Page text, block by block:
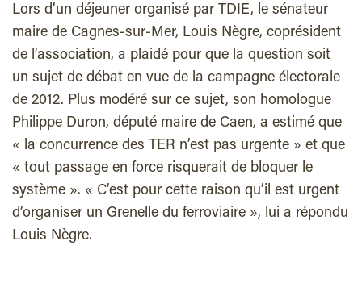
Lors d’un déjeuner organisé par TDIE, le sénateur
maire de Cagnes-sur-Mer, Louis Nègre, coprésident
de l’association, a plaidé pour que la question soit
un sujet de débat en vue de la campagne électorale
de 2012. Plus modéré sur ce sujet, son homologue
Philippe Duron, député maire de Caen, a estimé que
« la concurrence des TER n’est pas urgente » et que
« tout passage en force risquerait de bloquer le
système ». « C’est pour cette raison qu’il est urgent
d’organiser un Grenelle du ferroviaire », lui a répondu
Louis Nègre.